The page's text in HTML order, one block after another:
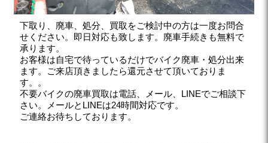
下取り、廃車、処分、買取をご検討中の方は一度お問合
せください。即日対応も致します。廃車手続きも無料で
承ります。
お客様は自宅で待っているだけでバイク廃車・処分出来
ます。ご来店頂きましたら還元させて頂いておりま
す。。
不要バイクの廃車買取は電話、メール、LINEでご相談下
さい。メールとLINEは24時間対応です。
ご連絡お待ちしております。